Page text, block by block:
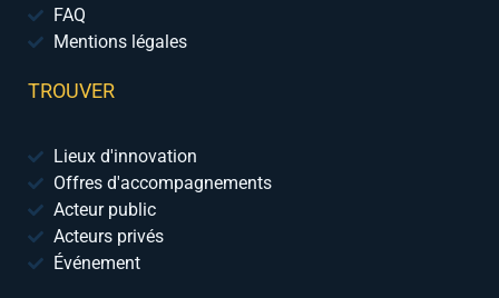
FAQ
Mentions légales
TROUVER
Lieux d'innovation
Offres d'accompagnements
Acteur public
Acteurs privés
Événement